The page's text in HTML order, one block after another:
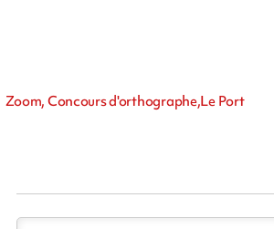
Zoom, Concours d'orthographe,Le Port